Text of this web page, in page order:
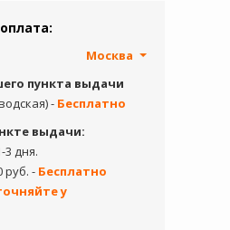
Москва
пункта выдачи
- Бесплатно
выдачи:
3 дня.
руб. - Бесплатно
у